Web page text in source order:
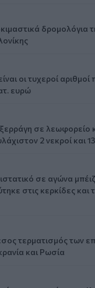
δρομολόγια
οι τυχεροί
ευρώ
σε λεωφορείο
2 νεκροί και
σε αγώνα
στις κερκίδες και
τερματισμός των
και Ρωσία